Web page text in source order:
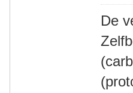
De